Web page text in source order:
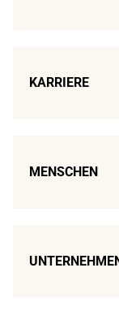
KARRIERE
MENSCHEN